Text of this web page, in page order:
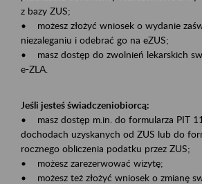
z bazy ZUS;
• możesz złożyć wniosek o wydanie
niezaleganiu i odebrać go na eZUS;
• masz dostęp do zwolnień lekarskich
e-ZLA.
Jeśli jesteś świadczeniobiorcą:
• masz dostęp m.in. do formularza PIT
dochodach uzyskanych od ZUS lub do
rocznego obliczenia podatku przez ZUS;
• możesz zarezerwować wizytę;
• możesz też złożyć wniosek o zmianę